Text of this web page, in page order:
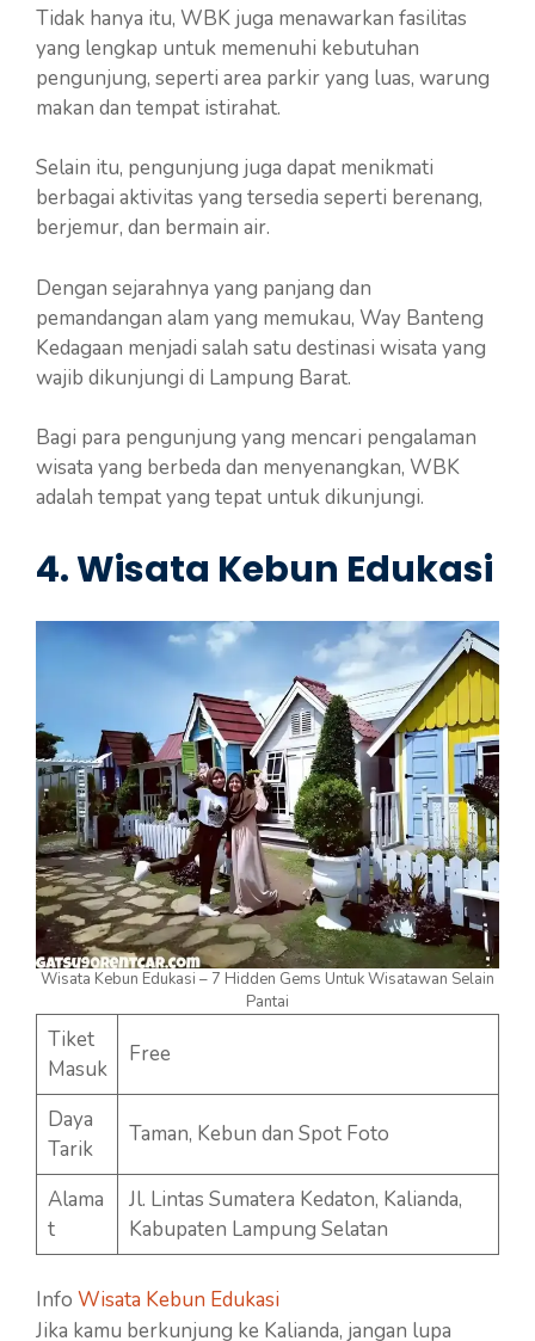
Tidak hanya itu, WBK juga menawarkan fasilitas
yang lengkap untuk memenuhi kebutuhan
pengunjung, seperti area parkir yang luas, warung
makan dan tempat istirahat.
Selain itu, pengunjung juga dapat menikmati
berbagai aktivitas yang tersedia seperti berenang,
berjemur, dan bermain air.
Dengan sejarahnya yang panjang dan
pemandangan alam yang memukau, Way Banteng
Kedagaan menjadi salah satu destinasi wisata yang
wajib dikunjungi di Lampung Barat.
Bagi para pengunjung yang mencari pengalaman
wisata yang berbeda dan menyenangkan, WBK
adalah tempat yang tepat untuk dikunjungi.
4. Wisata Kebun Edukasi
Wisata Kebun Edukasi – 7 Hidden Gems Untuk Wisatawan Selain
Pantai
Tiket
Masuk
Free
Daya
Tarik
Taman, Kebun dan Spot Foto
Alama
t
Jl. Lintas Sumatera Kedaton, Kalianda,
Kabupaten Lampung Selatan
Info Wisata Kebun Edukasi
Jika kamu berkunjung ke Kalianda, jangan lupa